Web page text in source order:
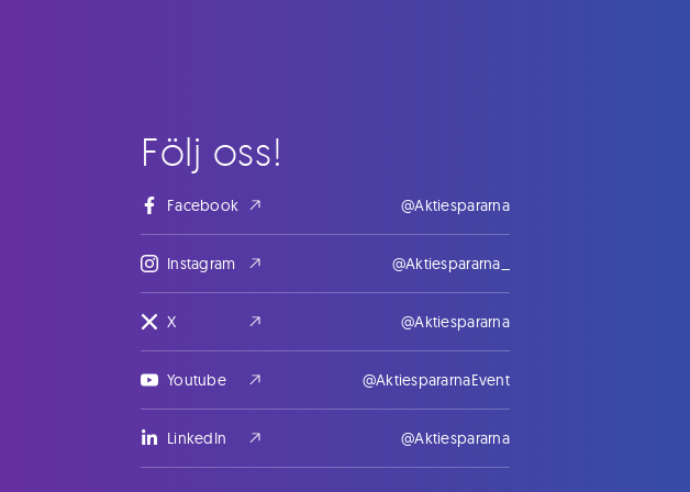
Följ oss!
Facebook @Aktiespararna
Instagram @Aktiespararna_
X @Aktiespararna
Youtube @AktiespararnaEvent
LinkedIn @Aktiespararna